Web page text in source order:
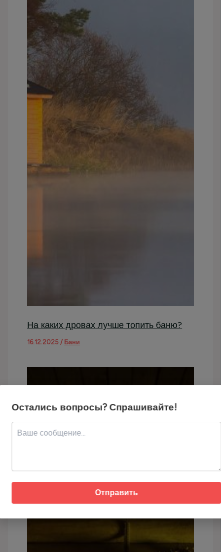
На каких дровах лучше топить баню?
16.12.2025 / Бани
Остались вопросы? Спрашивайте!
Отправить